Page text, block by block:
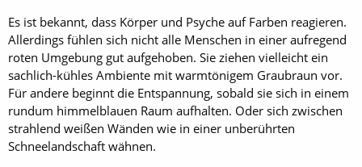
Es ist bekannt, dass Körper und Psyche auf Farben reagieren.
Allerdings fühlen sich nicht alle Menschen in einer aufregend
roten Umgebung gut aufgehoben. Sie ziehen vielleicht ein
sachlich-kühles Ambiente mit warmtönigem Graubraun vor.
Für andere beginnt die Entspannung, sobald sie sich in einem
rundum himmelblauen Raum aufhalten. Oder sich zwischen
strahlend weißen Wänden wie in einer unberührten
Schneelandschaft wähnen.